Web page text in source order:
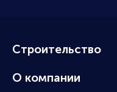
Строительство
О компании